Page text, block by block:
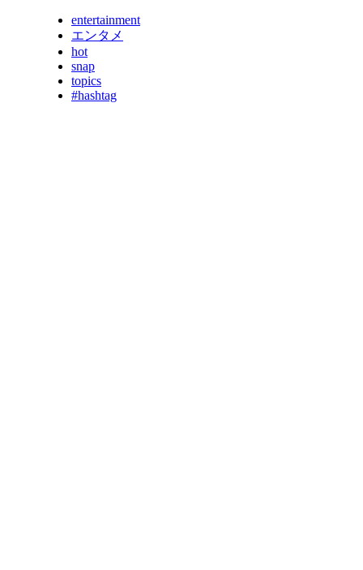
entertainment
エンタメ
hot
snap
topics
#hashtag